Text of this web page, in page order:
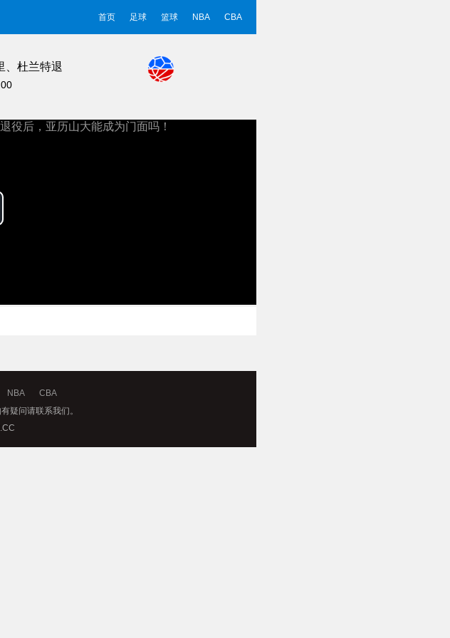
首页 足球 篮球 NBA CBA
、杜兰特退
门面吗！
NBA
CBA
疑问请联系我们。